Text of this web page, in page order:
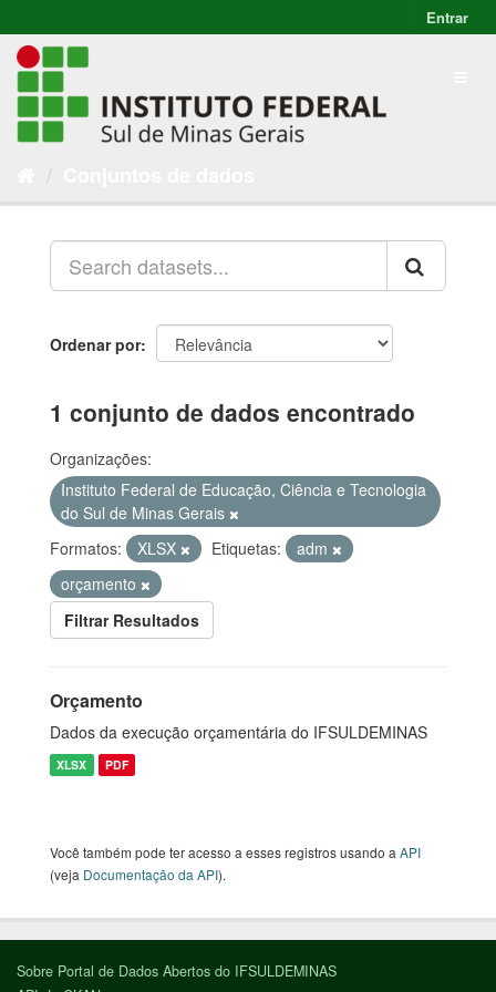
Entrar
Ordenar por
1 conjunto de dados encontrado
Organizações:
Instituto Federal de Educação, Ciência e Tecnologia
do Sul de Minas Gerais
Formatos:
XLSX Etiquetas:
adm
orçamento
Filtrar Resultados
Orçamento
Dados da execução orçamentária do IFSULDEMINAS
XLSX PDF
Você também pode ter acesso a esses registros usando a API
(veja Documentação da API).
Sobre Portal de Dados Abertos do IFSULDEMINAS